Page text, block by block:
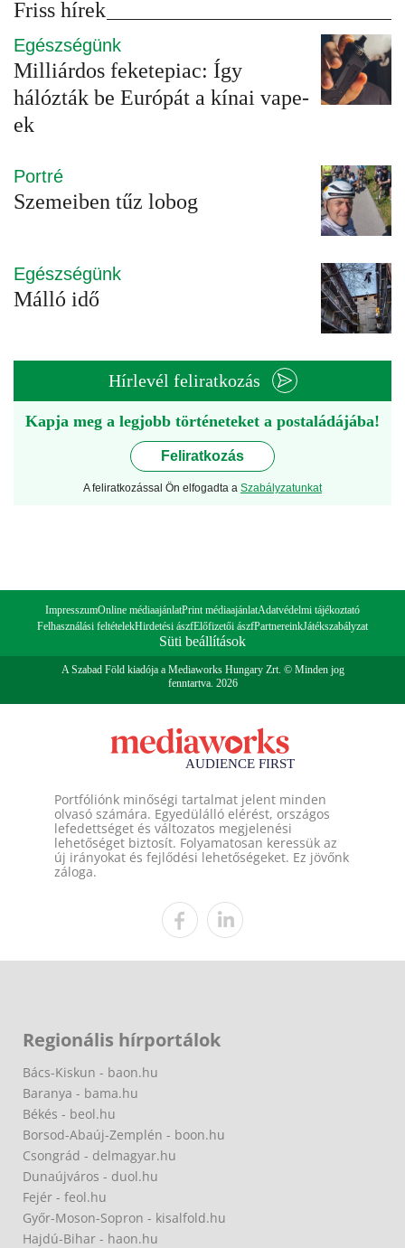
Friss hírek
Egészségünk
Milliárdos feketepiac: Így
hálózták be Európát a kínai vape-
ek
Portré
Szemeiben tűz lobog
Egészségünk
Málló idő
Hírlevél feliratkozás
Kapja meg a legjobb történeteket a postaládájába!
Feliratkozás
A feliratkozással Ön elfogadta a Szabályzatunkat
ImpresszumOnline médiaajánlatPrint médiaajánlatAdatvédelmi tájékoztató
Felhasználási feltételekHirdetési ászfElőfizetői ászfPartnereinkJátékszabályzat
Süti beállítások
A Szabad Föld kiadója a Mediaworks Hungary Zrt. © Minden jog
fenntartva. 2026
Portfóliónk minőségi tartalmat jelent minden
olvasó számára. Egyedülálló elérést, országos
lefedettséget és változatos megjelenési
lehetőséget biztosít. Folyamatosan keressük az
új irányokat és fejlődési lehetőségeket. Ez jövőnk
záloga.
Regionális hírportálok
Bács-Kiskun - baon.hu
Baranya - bama.hu
Békés - beol.hu
Borsod-Abaúj-Zemplén - boon.hu
Csongrád - delmagyar.hu
Dunaújváros - duol.hu
Fejér - feol.hu
Győr-Moson-Sopron - kisalfold.hu
Hajdú-Bihar - haon.hu